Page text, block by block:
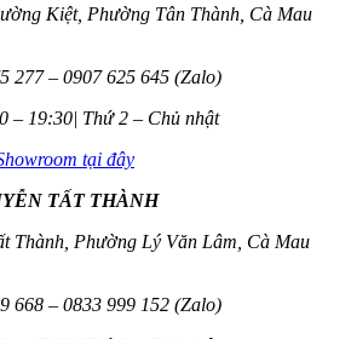
Kiệt, Phường Tân Thành, Cà Mau
277 – 0907 625 645 (Zalo)
– 19:30| Thứ 2 – Chủ nhật
tại đây
TẤT THÀNH
Thành, Phường Lý Văn Lâm, Cà Mau
668 – 0833 999 152 (Zalo)